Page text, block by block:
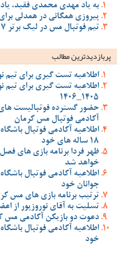
به یاد مهدی محمدی فقید،
پیروزی همگانی در همدلی
تیم فوتبال مس در لیگ برتر 87_1386، با خاطرات مس
پربازدیدترین‌ مطالب
اطلاعیه تست گیری برای تیم
اطلاعیه تست گیری برای تیم
1405_1406
حضور گسترده فوتبالیست
آکادمی فوتبال مس کرمان
اطلاعیه آکادمی فوتبال
18 ساله های خود
ظهر فردا برنامه بازی
خواهد شد
اطلاعیه آکادمی فوتبال
جوانان خود
ترتیب برنامه بازی های مس
تسلیت به آقای نوروزپور از
دعوت دو بازیکن آکادمی مس
اطلاعیه آکادمی فوتبال
خود